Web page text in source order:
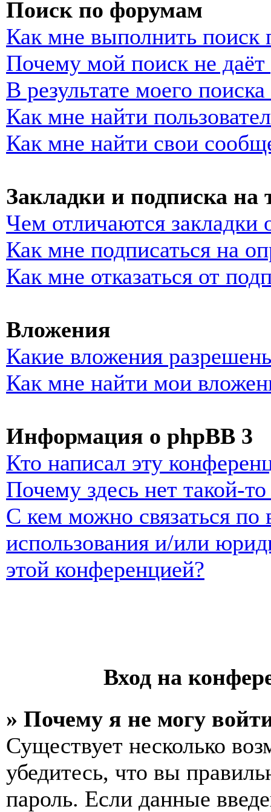
Поиск по форумам
Как мне выполнить
Почему мой поиск не даёт
В результате моего
Как мне найти
Как мне найти свои
Закладки и подписка на
Чем отличаются закладки
Как мне подписаться на
Как мне отказаться от
Вложения
Какие вложения
Как мне найти мои
Информация о phpBB 3
Кто написал эту
Почему здесь нет такой-
С кем можно связаться по
использования и/или
этой конференцией?
Вход на
» Почему я не могу
Существует несколько
убедитесь, что вы
пароль. Если данные